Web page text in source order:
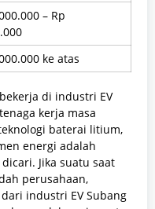
– Rp
ke atas
di industri EV
kerja masa
baterai litium,
energi adalah
Jika suatu saat
perusahaan,
industri EV Subang